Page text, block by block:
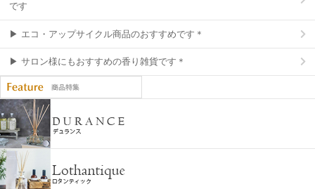
です
▶ エコ・アップサイクル商品のおすすめです＊
▶ サロン様にもおすすめの香り雑貨です＊